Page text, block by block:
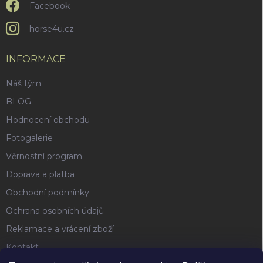
Facebook
horse4u.cz
INFORMACE
Náš tým
BLOG
Hodnocení obchodu
Fotogalerie
Věrnostní program
Doprava a platba
Obchodní podmínky
Ochrana osobních údajů
Reklamace a vrácení zboží
Kontakt